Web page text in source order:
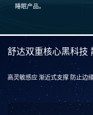
睡眠产品。
舒达双重核心黑科技
高灵敏感应 渐近式支撑 防止边